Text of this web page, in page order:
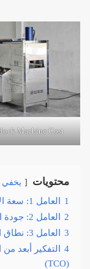
Machine Cost
محتويات يخفي
1 العامل 1: سعة الإنتاج (كجم/س)
2 العامل 2: جودة المكونات الأساسية
3 العامل 3: نطاق الحل
4 التفكير أبعد من
(TCO)